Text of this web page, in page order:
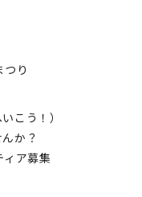
り
こう！）
か？
ア募集